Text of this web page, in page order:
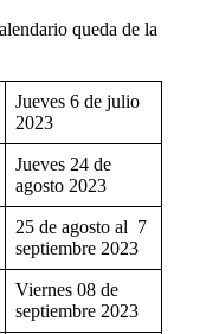
queda de la
Jueves 6 de julio
2023
Jueves 24 de
agosto 2023
25 de agosto al 7
septiembre 2023
Viernes 08 de
septiembre 2023